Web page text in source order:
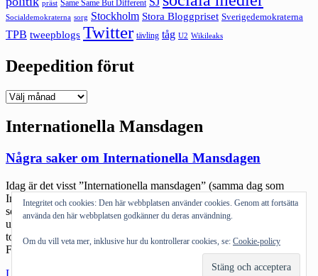
präst Same Same But Different
Socialdemokraterna sorg Stockholm Stora Bloggpriset Sverigedemokraterna
TPB tweepblogs Twitter tävling tåg U2 Wikileaks
Deepedition förut
Deepedition
Internationella Mansdagen
Några saker om Internationella Mansdagen
Idag är det visst ”Internationella mansdagen” (samma dag som
Internationella toalettdagen vilket går att göra hur många skämt om
som möjligt). Citationstecknen är medvetna eftersom den har
utropats utan att få officiell stämpel från FN (det har däremot
toalettdagen). Läser man vad den står för blir man lite fundersam.
Förutom att den också känns oerhört… […]
Läs mer
Integritet och cookies: Den här webbplatsen använder cookies. Genom att fortsätta
använda den här webbplatsen godkänner du deras användning.
Om du vill veta mer, inklusive hur du kontrollerar cookies, se: Cookie-policy